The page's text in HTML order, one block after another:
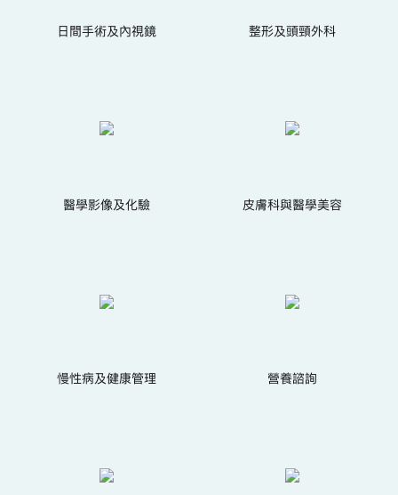
日間手術及內視鏡 整形及頭頸外科
醫學影像及化驗 皮膚科與醫學美容
慢性病及健康管理 營養諮詢